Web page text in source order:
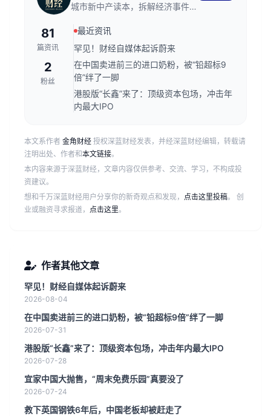
城市新中产读本，拆解经济事件背
81
篇资讯
2
粉丝
最近资讯
罕见！财经自媒体起诉蔚来
在中国卖进前三的进口奶粉，被“铅超标9
倍”绊了一脚
港股版“长鑫”来了：顶级资本包场，冲击年
内最大IPO
本文系作者 金角财经 授权深蓝财经发表，并经深蓝财经编辑，转载请
注明出处、作者和本文链接。
本内容来源于深蓝财经，文章内容仅供参考、交流、学习，不构成投
资建议。
想和千万深蓝财经用户分享你的新奇观点和发现， 点击这里投稿。 创
业或融资寻求报道， 点击这里。
作者其他文章
罕见！财经自媒体起诉蔚来
2026-08-04
在中国卖进前三的进口奶粉，被“铅超标9倍”绊了一脚
2026-07-31
港股版“长鑫”来了：顶级资本包场，冲击年内最大IPO
2026-07-28
宜家中国大抛售，“周末免费乐园”真要没了
2026-07-24
救下英国钢铁6年后，中国老板却被赶走了